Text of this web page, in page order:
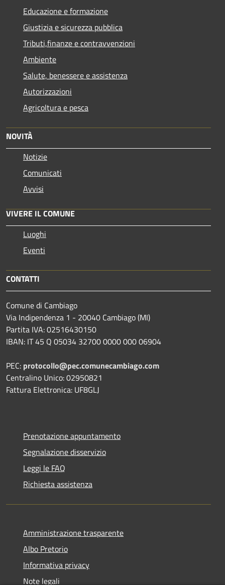
Educazione e formazione
Giustizia e sicurezza pubblica
Tributi,finanze e contravvenzioni
Ambiente
Salute, benessere e assistenza
Autorizzazioni
Agricoltura e pesca
NOVITÀ
Notizie
Comunicati
Avvisi
VIVERE IL COMUNE
Luoghi
Eventi
CONTATTI
Comune di Cambiago
Via Indipendenza 1 - 20040 Cambiago (MI)
Partita IVA: 02516430150
IBAN: IT 45 Q 05034 32700 0000 000 06904
PEC: protocollo@pec.comunecambiago.com
Centralino Unico: 02950821
Fattura Elettronica: UF8GLJ
Prenotazione appuntamento
Segnalazione disservizio
Leggi le FAQ
Richiesta assistenza
Amministrazione trasparente
Albo Pretorio
Informativa privacy
Note legali